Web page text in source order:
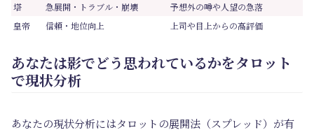
塔
急展開・トラブル・崩壊
予想外の噂や人望の急落
皇帝
信頼・地位向上 上司や目上からの高評価
あなたは影でどう思われているかをタロット
で現状分析
あなたの現状分析にはタロットの展開法（スプレッド）が有